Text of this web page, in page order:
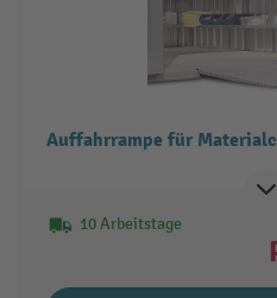
Auffahrrampe für
10 Arbeitstage